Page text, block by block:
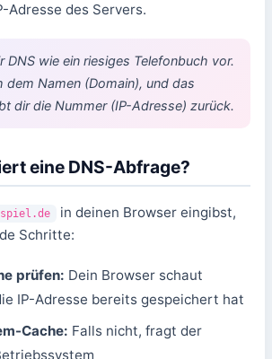
Adresse des Servers.
DNS wie ein riesiges Telefonbuch vor.
dem Namen (Domain), und das
dir die Nummer (IP-Adresse) zurück.
eine DNS-Abfrage?
in deinen Browser eingibst,
Schritte:
prüfen: Dein Browser schaut
IP-Adresse bereits gespeichert hat
Cache: Falls nicht, fragt der